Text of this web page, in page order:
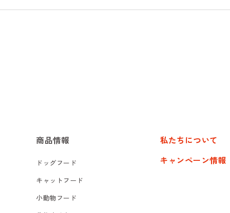
商品情報
ドッグフード
キャットフード
小動物フード
私たちについて
キャンペーン情報